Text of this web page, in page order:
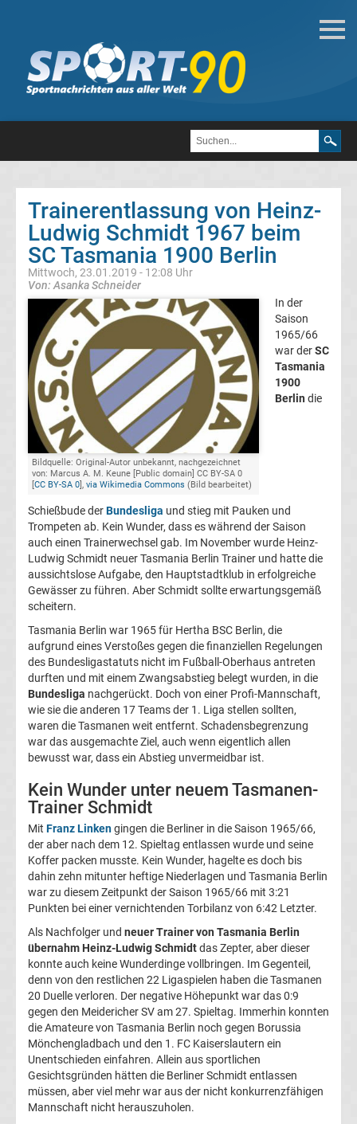
Fußball
Bundesliga
3.
Liga
DFB-
Pokal
Champions
League
Europa
Europa
Conference
Premier
League
Serie
A
Türk.
Süper
Lig
Internat.
Fußball
UEFA
Trainerentlassung von Heinz-
Ludwig Schmidt 1967 beim
SC Tasmania 1900 Berlin
Mittwoch, 23.01.2019 - 12:08 Uhr
Von: Asanka Schneider
Bildquelle: Original-Autor unbekannt, nachgezeichnet
von: Marcus A. M. Keune [Public domain] CC BY-SA 0
[CC BY-SA 0], via Wikimedia Commons (Bild bearbeitet)
In der
Saison
1965/66
war derSC
Tasmania
1900
Berlin die
Schießbude derBundesliga und stieg mit Pauken und
Trompeten ab. Kein Wunder, dass es während der Saison
auch einen Trainerwechsel gab. Im November wurde Heinz-
Ludwig Schmidt neuer Tasmania Berlin Trainer und hatte die
aussichtslose Aufgabe, den Hauptstadtklub in erfolgreiche
Gewässer zu führen. Aber Schmidt sollte erwartungsgemäß
scheitern.
Tasmania Berlin war 1965 für Hertha BSC Berlin, die
aufgrund eines Verstoßes gegen die finanziellen Regelungen
des Bundesligastatuts nicht im Fußball-Oberhaus antreten
durften und mit einem Zwangsabstieg belegt wurden, in die
Bundesliga nachgerückt. Doch von einer Profi-Mannschaft,
wie sie die anderen 17 Teams der 1. Liga stellen sollten,
waren die Tasmanen weit entfernt. Schadensbegrenzung
war das ausgemachte Ziel, auch wenn eigentlich allen
bewusst war, dass ein Abstieg unvermeidbar ist.
Kein Wunder unter neuem Tasmanen-
Trainer Schmidt
Mit Franz Linkengingen die Berliner in die Saison 1965/66,
der aber nach dem 12. Spieltag entlassen wurde und seine
Koffer packen musste. Kein Wunder, hagelte es doch bis
dahin zehn mitunter heftige Niederlagen und Tasmania Berlin
war zu diesem Zeitpunkt der Saison 1965/66 mit 3:21
Punkten bei einer vernichtenden Torbilanz von 6:42 Letzter.
Als Nachfolger und neuer Trainer von Tasmania Berlin
übernahm Heinz-Ludwig Schmidtdas Zepter, aber dieser
konnte auch keine Wunderdinge vollbringen. Im Gegenteil,
denn von den restlichen 22 Ligaspielen haben die Tasmanen
20 Duelle verloren. Der negative Höhepunkt war das 0:9
gegen den Meidericher SV am 27. Spieltag. Immerhin konnten
die Amateure von Tasmania Berlin noch gegen Borussia
Mönchengladbach und den 1. FC Kaiserslautern ein
Unentschieden einfahren. Allein aus sportlichen
Gesichtsgründen hätten die Berliner Schmidt entlassen
müssen, aber viel mehr war aus der nicht konkurrenzfähigen
Mannschaft nicht herauszuholen.